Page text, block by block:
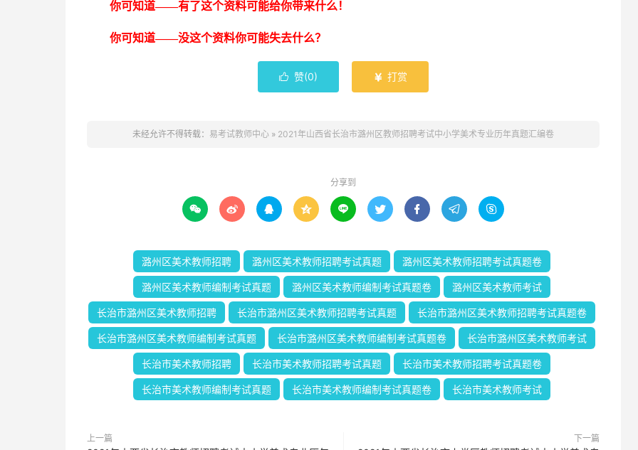
你可知道——有了这个资料可能给你带来什么！
你可知道——没这个资料你可能失去什么？
 赞(0)  打赏
未经允许不得转载： 易考试教师中心 » 2021年山西省长治市潞州区教师招聘考试中小学美术专业历年真题汇编卷
分享到
        
潞州区美术教师招聘 潞州区美术教师招聘考试真题 潞州区美术教师招聘考试真题卷
潞州区美术教师编制考试真题 潞州区美术教师编制考试真题卷 潞州区美术教师考试
长治市潞州区美术教师招聘 长治市潞州区美术教师招聘考试真题 长治市潞州区美术教师招聘考试真题卷
长治市潞州区美术教师编制考试真题 长治市潞州区美术教师编制考试真题卷 长治市潞州区美术教师考试
长治市美术教师招聘 长治市美术教师招聘考试真题 长治市美术教师招聘考试真题卷
长治市美术教师编制考试真题 长治市美术教师编制考试真题卷 长治市美术教师考试
上一篇 下一篇